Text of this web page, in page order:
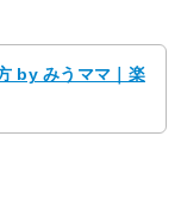
by みうママ｜楽